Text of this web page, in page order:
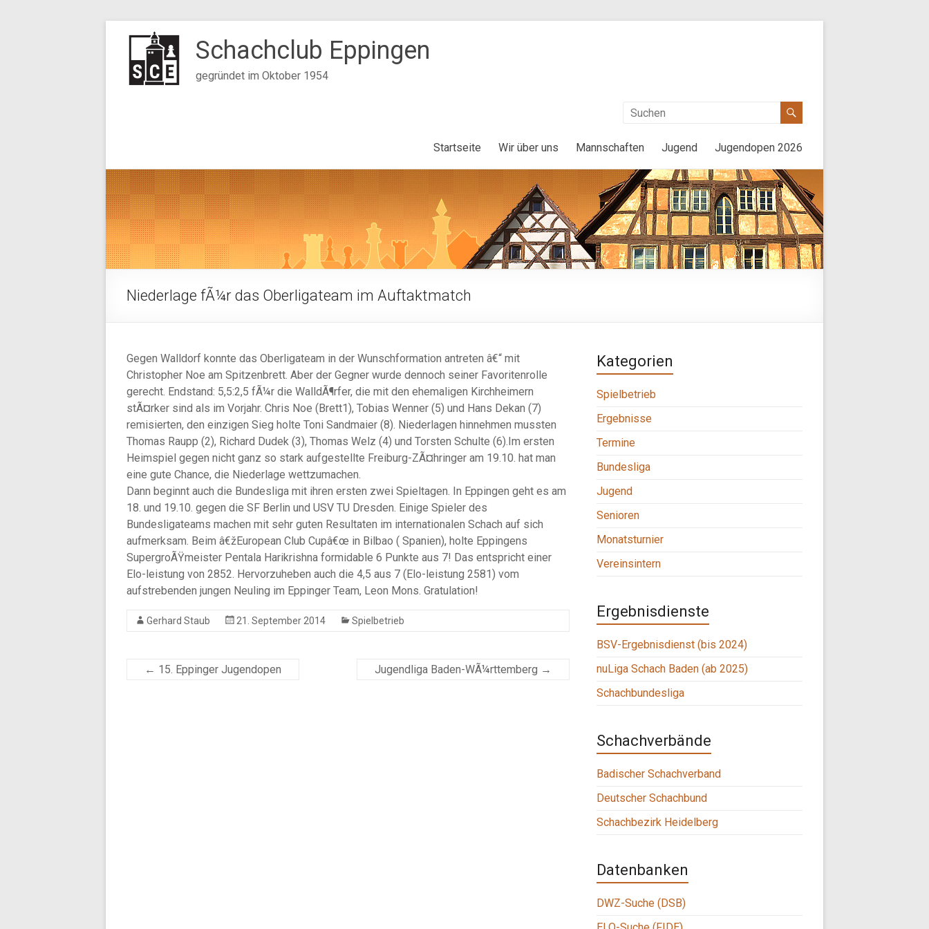
Inhalt
springen
Schachclub Eppingen
gegründet im Oktober 1954
Startseite Wir über uns Mannschaften Jugend Jugendopen 2026
Niederlage fÃ¼r das Oberligateam im Auftaktmatch
Gegen Walldorf konnte das Oberligateam in der Wunschformation antreten â€“ mit
Christopher Noe am Spitzenbrett. Aber der Gegner wurde dennoch seiner Favoritenrolle
gerecht. Endstand: 5,5:2,5 fÃ¼r die WalldÃ¶rfer, die mit den ehemaligen Kirchheimern
stÃ¤rker sind als im Vorjahr. Chris Noe (Brett1), Tobias Wenner (5) und Hans Dekan (7)
remisierten, den einzigen Sieg holte Toni Sandmaier (8). Niederlagen hinnehmen mussten
Thomas Raupp (2), Richard Dudek (3), Thomas Welz (4) und Torsten Schulte (6).Im ersten
Heimspiel gegen nicht ganz so stark aufgestellte Freiburg-ZÃ¤hringer am 19.10. hat man
eine gute Chance, die Niederlage wettzumachen.
Dann beginnt auch die Bundesliga mit ihren ersten zwei Spieltagen. In Eppingen geht es am
18. und 19.10. gegen die SF Berlin und USV TU Dresden. Einige Spieler des
Bundesligateams machen mit sehr guten Resultaten im internationalen Schach auf sich
aufmerksam. Beim â€žEuropean Club Cupâ€œ in Bilbao ( Spanien), holte Eppingens
SupergroÃŸmeister Pentala Harikrishna formidable 6 Punkte aus 7! Das entspricht einer
Elo-leistung von 2852. Hervorzuheben auch die 4,5 aus 7 (Elo-leistung 2581) vom
aufstrebenden jungen Neuling im Eppinger Team, Leon Mons. Gratulation!
Gerhard Staub 21. September 2014 Spielbetrieb
← 15. Eppinger Jugendopen Jugendliga Baden-WÃ¼rttemberg →
Kategorien
Spielbetrieb
Ergebnisse
Termine
Bundesliga
Jugend
Senioren
Monatsturnier
Vereinsintern
Ergebnisdienste
BSV-Ergebnisdienst (bis 2024)
nuLiga Schach Baden (ab 2025)
Schachbundesliga
Schachverbände
Badischer Schachverband
Deutscher Schachbund
Schachbezirk Heidelberg
Datenbanken
DWZ-Suche (DSB)